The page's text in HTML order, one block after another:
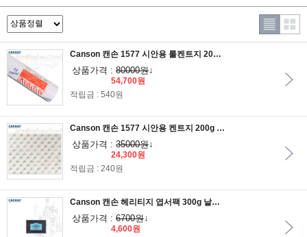
Canson 캔손 1577 시안용 롤켄트지 200g 1.5x10M 1롤/드로잉지/크로키용지/잉크용지/스케치용지
상품가격 : 80000원↓
54,700원
적립금 : 540원
Canson 캔손 1577 시안용 켄트지 200g 75x108 전지 낱장 10장/드로잉지/크로키용지/잉크용지/스케치용지
상품가격 : 35000원↓
24,300원
적립금 : 240원
Canson 캔손 헤리티지 엽서팩 300g 낱장10매 10.5x15.5 황목
상품가격 : 6700원↓
4,600원